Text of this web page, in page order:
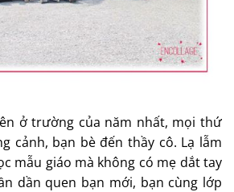
ở trường của năm nhất, mọi thứ
cảnh, bạn bè đến thầy cô. Lạ lẫm
mẫu giáo mà không có mẹ dắt tay
dần quen bạn mới, bạn cùng lớp